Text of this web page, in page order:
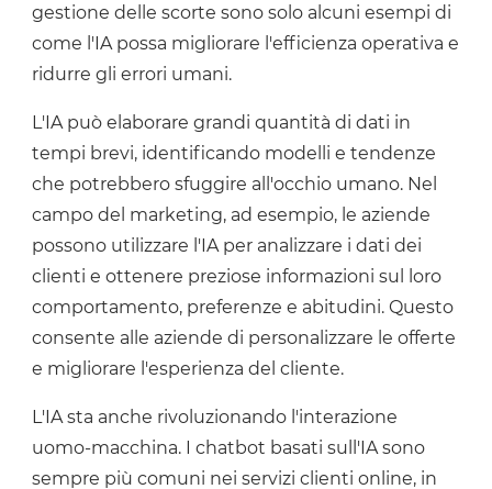
gestione delle scorte sono solo alcuni esempi di
come l'IA possa migliorare l'efficienza operativa e
ridurre gli errori umani.
L'IA può elaborare grandi quantità di dati in
tempi brevi, identificando modelli e tendenze
che potrebbero sfuggire all'occhio umano. Nel
campo del marketing, ad esempio, le aziende
possono utilizzare l'IA per analizzare i dati dei
clienti e ottenere preziose informazioni sul loro
comportamento, preferenze e abitudini. Questo
consente alle aziende di personalizzare le offerte
e migliorare l'esperienza del cliente.
L'IA sta anche rivoluzionando l'interazione
uomo-macchina. I chatbot basati sull'IA sono
sempre più comuni nei servizi clienti online, in